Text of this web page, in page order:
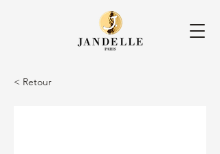
< Retour